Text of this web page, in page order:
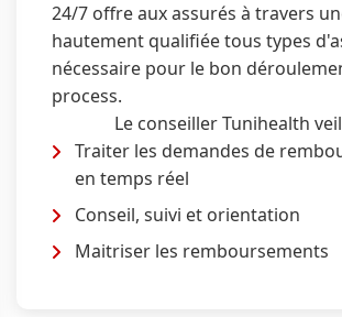
24/7 offre aux assurés à travers
hautement qualifiée tous types
nécessaire pour le bon
process.
Le conseiller Tunihealth
Traiter les demandes de
en temps réel
Conseil, suivi et orientation
Maitriser les remboursements